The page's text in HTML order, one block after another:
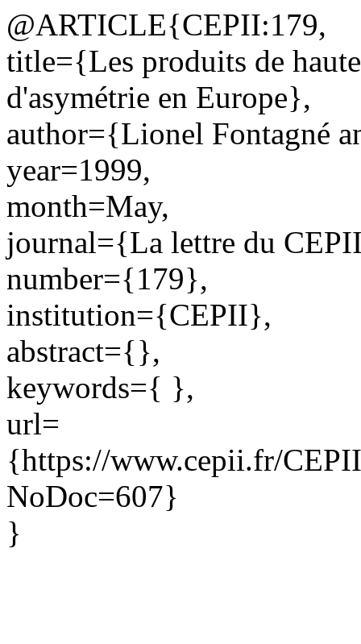
@ARTICLE{CEPII:179,
title={Les produits de
d'asymétrie en Europe},
author={Lionel Fontagné
year=1999,
month=May,
journal={La lettre du
number={179},
institution={CEPII},
abstract={},
keywords={ },
url=
{https://www.cepii.fr/
NoDoc=607}
}